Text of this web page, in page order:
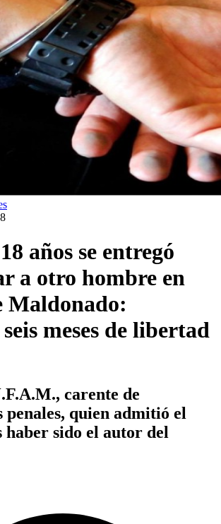
años se entregó
a otro hombre en
Maldonado:
meses de libertad
carente de
penales, quien admitió el
haber sido el autor del